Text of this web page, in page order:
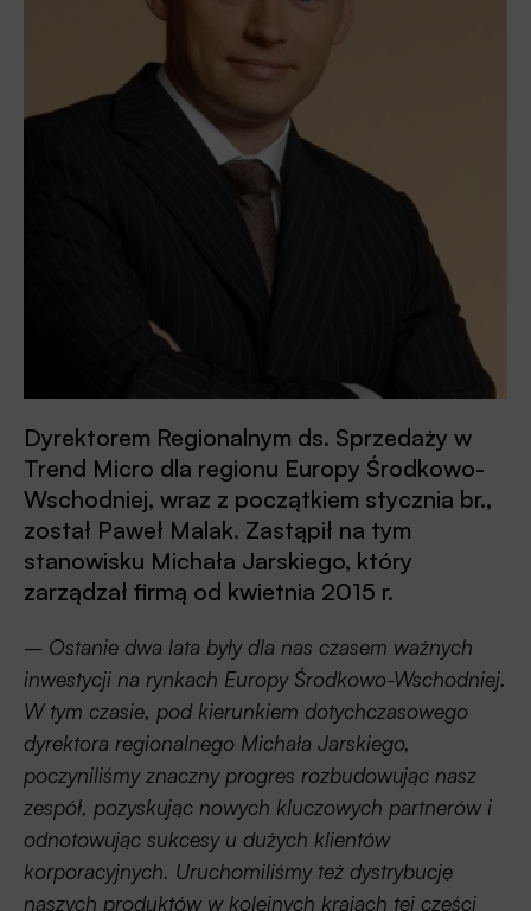
Dyrektorem Regionalnym ds. Sprzedaży w
Trend Micro dla regionu Europy Środkowo-
Wschodniej, wraz z początkiem stycznia br.,
został Paweł Malak. Zastąpił na tym
stanowisku Michała Jarskiego, który
zarządzał firmą od kwietnia 2015 r.
– Ostanie dwa lata były dla nas czasem ważnych
inwestycji na rynkach Europy Środkowo-Wschodniej.
W tym czasie, pod kierunkiem dotychczasowego
dyrektora regionalnego Michała Jarskiego,
poczyniliśmy znaczny progres rozbudowując nasz
zespół, pozyskując nowych kluczowych partnerów i
odnotowując sukcesy u dużych klientów
korporacyjnych. Uruchomiliśmy też dystrybucję
naszych produktów w kolejnych krajach tej części